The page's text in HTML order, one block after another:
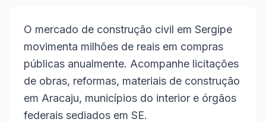
O mercado de construção civil em Sergipe
movimenta milhões de reais em compras
públicas anualmente. Acompanhe licitações
de obras, reformas, materiais de construção
em Aracaju, municípios do interior e órgãos
federais sediados em SE.